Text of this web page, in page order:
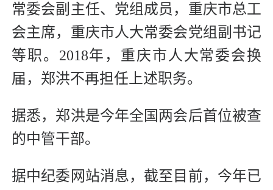
常委会副主任、党组成员，重庆市总工
会主席，重庆市人大常委会党组副书记
等职。2018年，重庆市人大常委会换
届，郑洪不再担任上述职务。
据悉，郑洪是今年全国两会后首位被查
的中管干部。
据中纪委网站消息，截至目前，今年已